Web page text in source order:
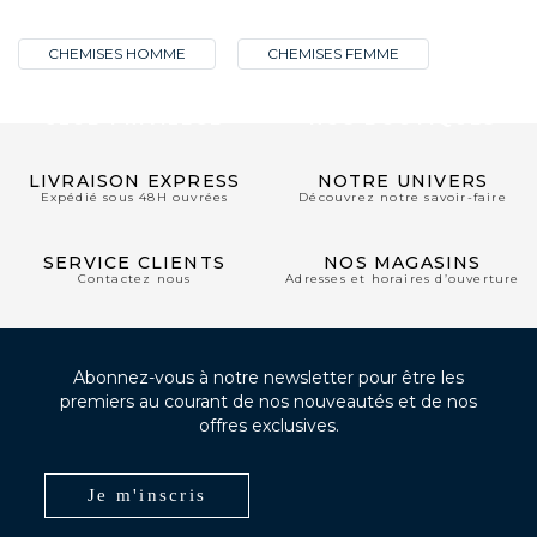
CHEMISES HOMME CHEMISES FEMME
LIVRAISON EXPRESS
Expédié sous 48H ouvrées
NOTRE UNIVERS
Découvrez notre savoir-faire
SERVICE CLIENTS
Contactez nous
NOS MAGASINS
Adresses et horaires d’ouverture
Abonnez-vous à notre newsletter pour être les
premiers au courant de nos nouveautés et de nos
offres exclusives.
Je m'inscris